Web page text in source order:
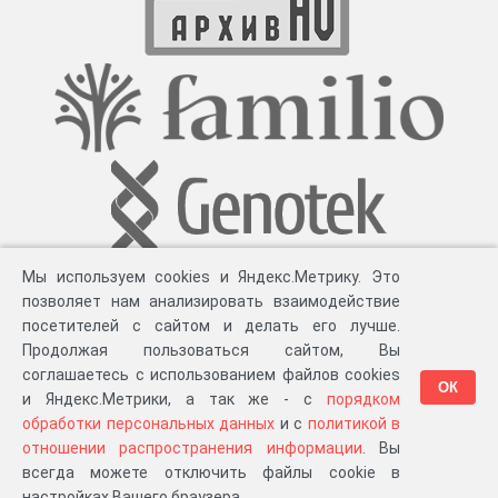
Разработка компании «Великіе предки», 2023-2026 гг. Блог.Суть проекта
Персональные данные.Распространение информации . ЧаВО. Сборка 111.39
Мы используем cookies и Яндекс.Метрику. Это
позволяет нам анализировать взаимодействие
посетителей с сайтом и делать его лучше.
Продолжая пользоваться сайтом, Вы
соглашаетесь с использованием файлов cookies
и Яндекс.Метрики, а так же - с порядком
обработки персональных данных и с политикой в
отношении распространения информации . Вы
всегда можете отключить файлы cookie в
ОК
в «Мои документы»